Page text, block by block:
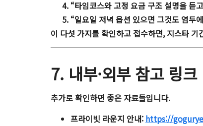
“타임코스와 고정 요금 구조 설명을 듣
“일요일 저녁 옵션 있으면 그것도 염두
이 다섯 가지를 확인하고 접수하면, 지스타
7. 내부·외부 참고 링크
추가로 확인하면 좋은 자료들입니다.
프라이빗 라운지 안내: https://